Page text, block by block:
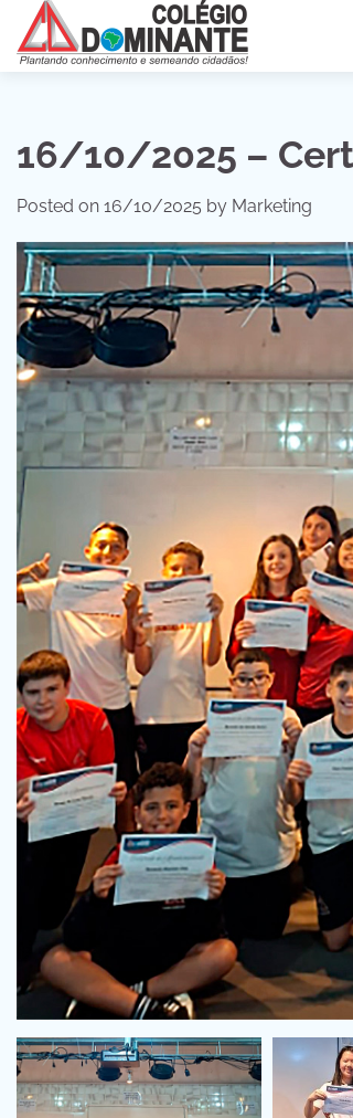
content
16/10/2025 –
Posted on 16/10/2025 by Marketing